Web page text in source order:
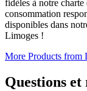
fidèles à notre
consommation
disponibles dans
Limoges !
More Products from
Questions et